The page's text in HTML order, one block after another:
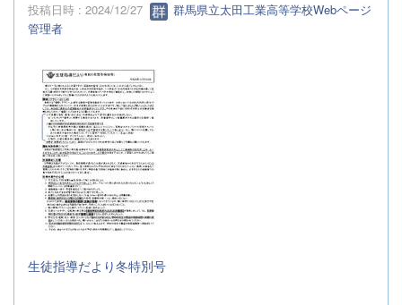
投稿日時 : 2024/12/27
群馬県立太田工業高等学校Webページ
管理者
生徒指導だより冬特別号